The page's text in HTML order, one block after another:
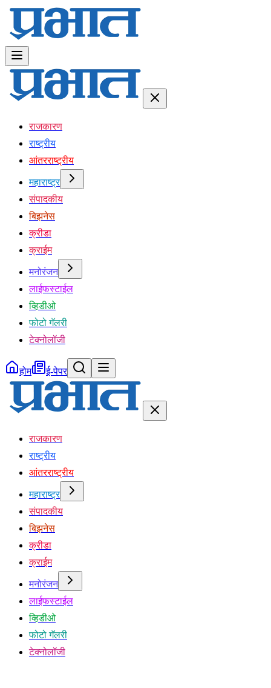
राजकारण
राष्ट्रीय
आंतरराष्ट्रीय
महाराष्ट्र
संपादकीय
बिझनेस
क्रीडा
क्राईम
मनोरंजन
लाईफस्टाईल
व्हिडीओ
फोटो गॅलरी
टेक्नोलॉजी
होम ई-पेपर
राजकारण
राष्ट्रीय
आंतरराष्ट्रीय
महाराष्ट्र
संपादकीय
बिझनेस
क्रीडा
क्राईम
मनोरंजन
लाईफस्टाईल
व्हिडीओ
फोटो गॅलरी
टेक्नोलॉजी